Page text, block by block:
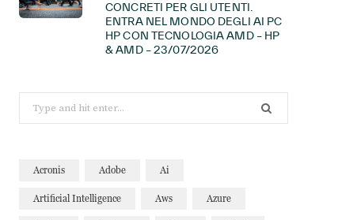
CONCRETI PER GLI UTENTI.
ENTRA NEL MONDO DEGLI AI PC
HP CON TECNOLOGIA AMD – HP
& AMD – 23/07/2026
for:
Acronis Adobe Ai
Artificial Intelligence Aws Azure